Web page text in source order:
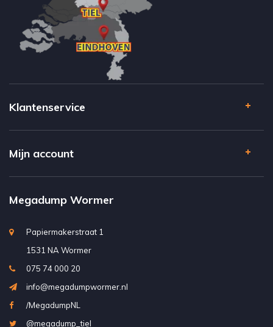
Klantenservice
Mijn account
Megadump Wormer
Papiermakerstraat 1
1531 NA Wormer
075 74 000 20
info@megadumpwormer.nl
/MegadumpNL
@megadump_tiel